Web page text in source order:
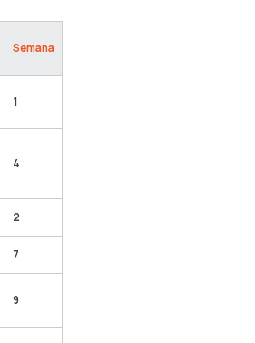
Semana
1
4
2
7
9